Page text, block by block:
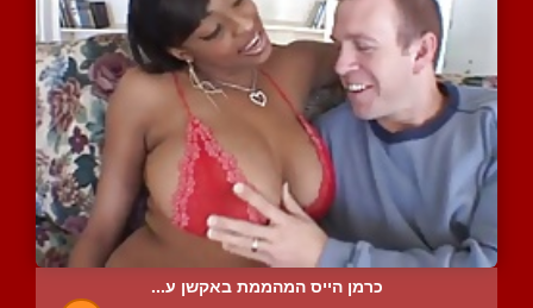
כרמן הייס המהממת באקשן ע...